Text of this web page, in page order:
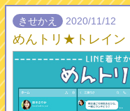
きせかえ 2020/11/12
めんトリ★トレイン